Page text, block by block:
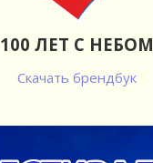
100 ЛЕТ С НЕБОМ
Скачать брендбук